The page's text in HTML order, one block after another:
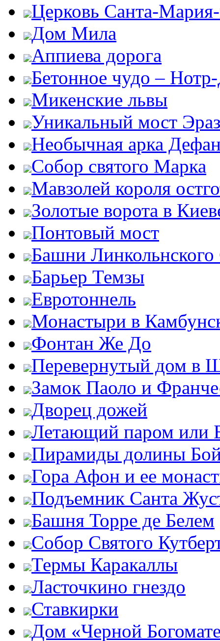
Церковь Санта-
Дом Мила
Аппиева дорога
Бетонное чудо –
Микенские львы
Уникальный мост
Необычная арка
Собор святого Марка
Мавзолей короля
Золотые ворота в
Понтовый мост
Башни
Барьер Темзы
Евротоннель
Монастыри в
Фонтан Же До
Перевернутый дом в
Замок Паоло и
Дворец дожей
Летающий паром или
Пирамиды долины
Гора Афон и ее
Подъемник Санта
Башня Торре де Белем
Собор Святого
Термы Каракаллы
Ласточкино гнездо
Ставкирки
Дом «Черной